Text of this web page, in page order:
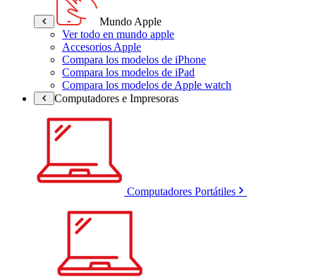
Mundo Apple
Ver todo en mundo apple
Accesorios Apple
Compara los modelos de iPhone
Compara los modelos de iPad
Compara los modelos de Apple watch
Computadores e Impresoras
Computadores Portátiles